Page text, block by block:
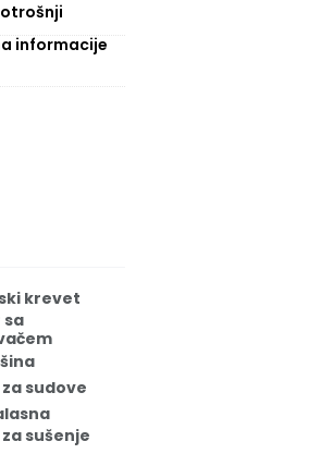
informacije
krevet
sa
sudove
sušenje